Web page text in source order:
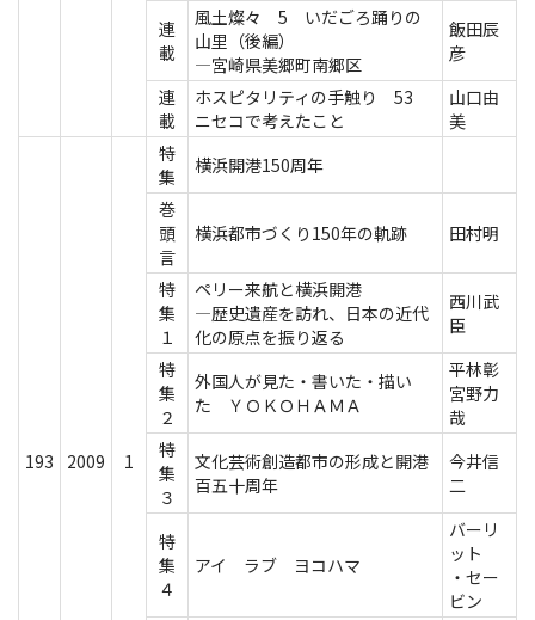
連
載
風土燦々 5 いだごろ踊りの
山里（後編）
―宮崎県美郷町南郷区
飯田辰
彦
連
載
ホスピタリティの手触り 53
ニセコで考えたこと
山口由
美
193 2009 1
特
集
横浜開港150周年
巻
頭
言
横浜都市づくり150年の軌跡 田村明
特
集
１
ペリー来航と横浜開港
―歴史遺産を訪れ、日本の近代
化の原点を振り返る
西川武
臣
特
集
２
外国人が見た・書いた・描い
た ＹＯＫＯＨＡＭＡ
平林彰
宮野力
哉
特
集
３
文化芸術創造都市の形成と開港
百五十周年
今井信
二
特
集
４
アイ ラブ ヨコハマ
バーリ
ット
・セー
ビン